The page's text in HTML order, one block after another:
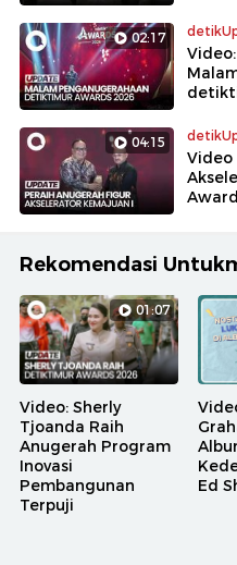
02:17
04:15
Video
Rekomendasi
01:07
Video: Sherly
Tjoanda Raih
Anugerah Program
Inovasi
Pembangunan
Terpuji
Ed